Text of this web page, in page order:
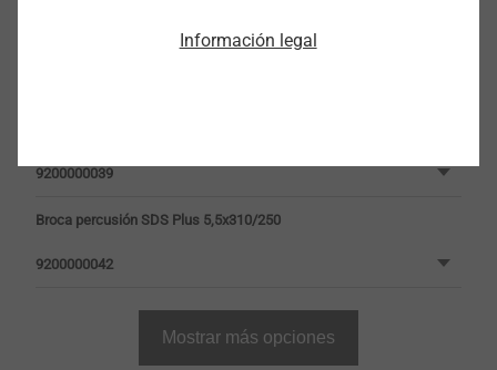
Broca de percusión SDS Plus 8/310
9200000039
Broca percusión SDS Plus 5,5x310/250
9200000042
Mostrar más opciones
Información legal